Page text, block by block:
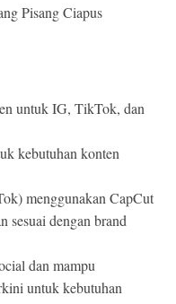
Pisang Ciapus
untuk IG, TikTok, dan
kebutuhan konten
menggunakan CapCut
sesuai dengan brand
dan mampu
untuk kebutuhan